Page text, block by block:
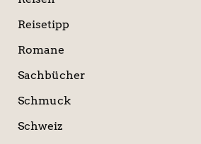
Reisetipp
Romane
Sachbücher
Schmuck
Schweiz